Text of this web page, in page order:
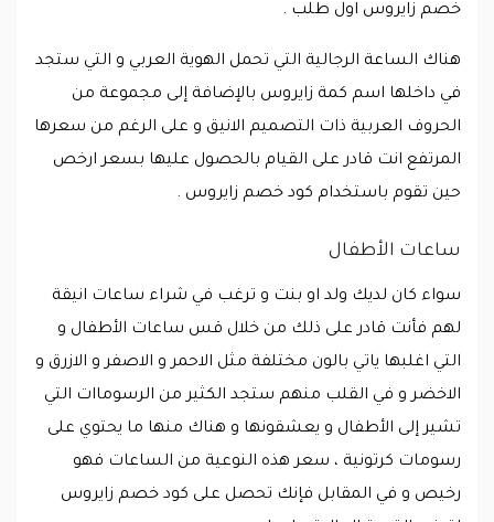
خصم زايروس اول طلب .
هناك الساعة الرجالية التي تحمل الهوية العربي و التي ستجد
في داخلها اسم كمة زايروس بالإضافة إلى مجموعة من
الحروف العربية ذات التصميم الانيق و على الرغم من سعرها
المرتفع انت قادر على القيام بالحصول عليها بسعر ارخص
حين تقوم باستخدام كود خصم زايروس .
ساعات الأطفال
سواء كان لديك ولد او بنت و ترغب في شراء ساعات انيقة
لهم فأنت قادر على ذلك من خلال قس ساعات الأطفال و
التي اغلبها ياتي بالون مختلفة مثل الاحمر و الاصفر و الازرق و
الاخضر و في القلب منهم ستجد الكثير من الرسوماات التي
تشير إلى الأطفال و يعشقونها و هناك منها ما يحتوي على
رسومات كرتونية ، سعر هذه النوعية من الساعات فهو
رخيص و في المقابل فإنك تحصل على كود خصم زايروس